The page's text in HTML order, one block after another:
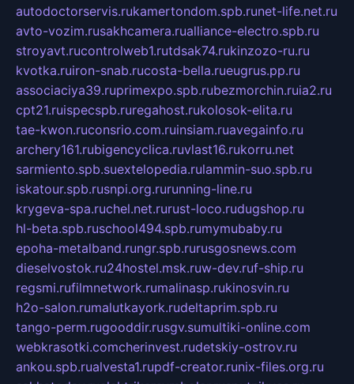
autodoctorservis.rukamertondom.spb.runet-life.net.ru
avto-vozim.rusakhcamera.rualliance-electro.spb.ru
stroyavt.rucontrolweb1.rutdsak74.rukinzozo-ru.ru
kvotka.ruiron-snab.rucosta-bella.rueugrus.pp.ru
associaciya39.ruprimexpo.spb.rubezmorchin.ruia2.ru
cpt21.ruispecspb.ruregahost.rukolosok-elita.ru
tae-kwon.ruconsrio.com.ruinsiam.ruavegainfo.ru
archery161.rubigencyclica.ruvlast16.rukorru.net
sarmiento.spb.suextelopedia.rulammin-suo.spb.ru
iskatour.spb.rusnpi.org.rurunning-line.ru
krygeva-spa.ruchel.net.rurust-loco.rudugshop.ru
hl-beta.spb.ruschool494.spb.rumymubaby.ru
epoha-metalband.rungr.spb.rurusgosnews.com
dieselvostok.ru24hostel.msk.ruw-dev.ruf-ship.ru
regsmi.rufilmnetwork.rumalinasp.rukinosvin.ru
h2o-salon.rumalutkayork.rudeltaprim.spb.ru
tango-perm.rugooddir.rusgv.sumultiki-online.com
webkrasotki.comcherinvest.rudetskiy-ostrov.ru
ankou.spb.rualvesta1.rupdf-creator.runix-files.org.ru